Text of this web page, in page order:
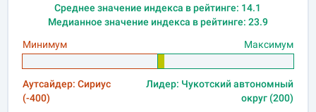
Среднее значение индекса в рейтинге: 14.1
Медианное значение индекса в рейтинге: 23.9
Минимум
Максимум
Аутсайдер: Сириус
(-400)
Лидер: Чукотский автономный
округ (200)